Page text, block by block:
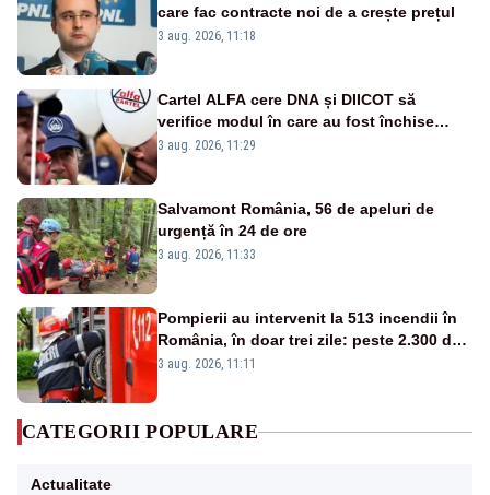
care fac contracte noi de a crește prețul
3 aug. 2026, 11:18
Cartel ALFA cere DNA și DIICOT să
verifice modul în care au fost închise
centralele pe cărbune
3 aug. 2026, 11:29
Salvamont România, 56 de apeluri de
urgență în 24 de ore
3 aug. 2026, 11:33
Pompierii au intervenit la 513 incendii în
România, în doar trei zile: peste 2.300 de
hectare de teren au fost afectate
3 aug. 2026, 11:11
CATEGORII POPULARE
Actualitate